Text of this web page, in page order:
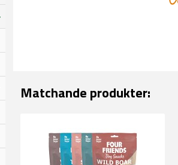
Matchande produkter: